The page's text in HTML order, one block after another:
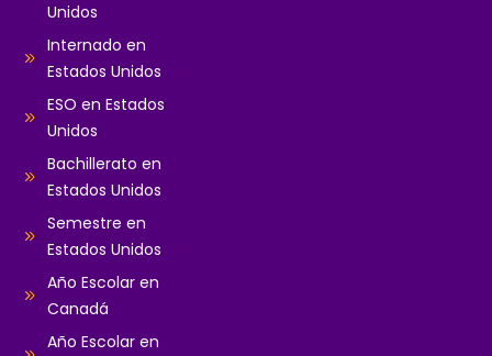
Unidos
Internado en
Estados Unidos
ESO en Estados
Unidos
Bachillerato en
Estados Unidos
Semestre en
Estados Unidos
Año Escolar en
Canadá
Año Escolar en